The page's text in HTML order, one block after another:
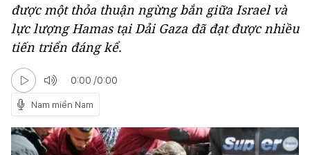
được một thỏa thuận ngừng bắn giữa Israel và
lực lượng Hamas tại Dải Gaza đã đạt được nhiều
tiến triển đáng kể.
0:00 /0:00
Nam miền Nam